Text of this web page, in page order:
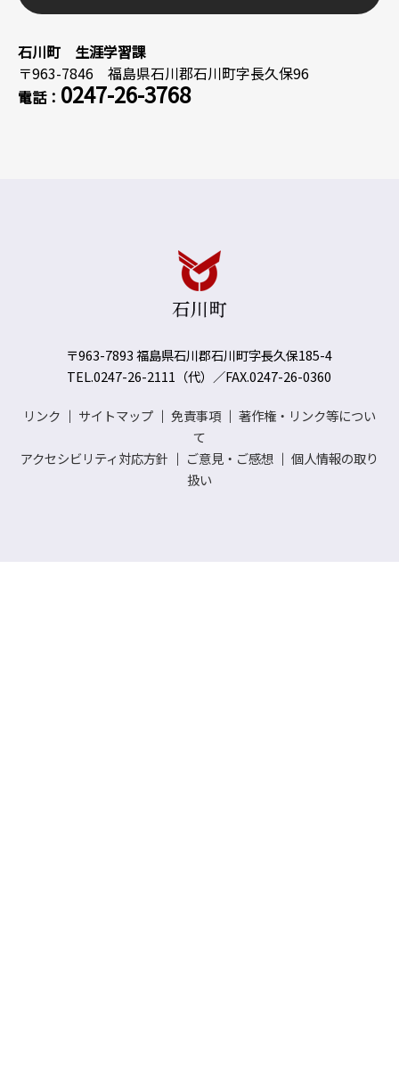
石川町 生涯学習課
〒963-7846 福島県石川郡石川町字長久保96
電話： 0247-26-3768
〒963-7893 福島県石川郡石川町字長久保185-4
TEL.0247-26-2111（代）／FAX.0247-26-0360
リンク ｜ サイトマップ ｜ 免責事項 ｜ 著作権・リンク等につい
て
アクセシビリティ対応方針 ｜ ご意見・ご感想 ｜ 個人情報の取り
扱い